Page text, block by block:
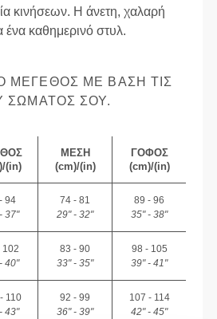
κινήσεων. Η άνετη, χαλαρή
καθημερινό στυλ.
ΜΈΓΕΘΟΣ ΜΕ ΒΆΣΗ ΤΙΣ
ΣΏΜΑΤΌΣ ΣΟΥ.
(in)
ΜΈΣΗ
(cm)/(in)
ΓΟΦΌΣ
(cm)/(in)
94
37"
74 - 81
29" - 32"
89 - 96
35" - 38"
102
40"
83 - 90
33" - 35"
98 - 105
39" - 41"
110
43"
92 - 99
36" - 39"
107 - 114
42" - 45"